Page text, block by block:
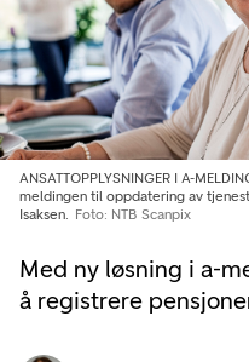
Med ny løsning i a-
å registrere
ANSATTOPPLYSNINGER I A-
meldingen til oppdatering av
Isaksen.
Foto: NTB Scanpix